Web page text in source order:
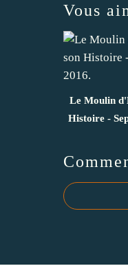
Vous
Le Moulin
Histoire -